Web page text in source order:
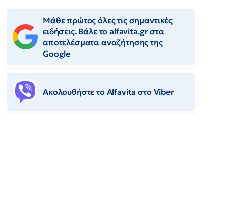
Μάθε πρώτος όλες τις σημαντικές
ειδήσεις. Βάλε το alfavita.gr στα
αποτελέσματα αναζήτησης της
Google
Ακολουθήστε το Αlfavita στο Viber